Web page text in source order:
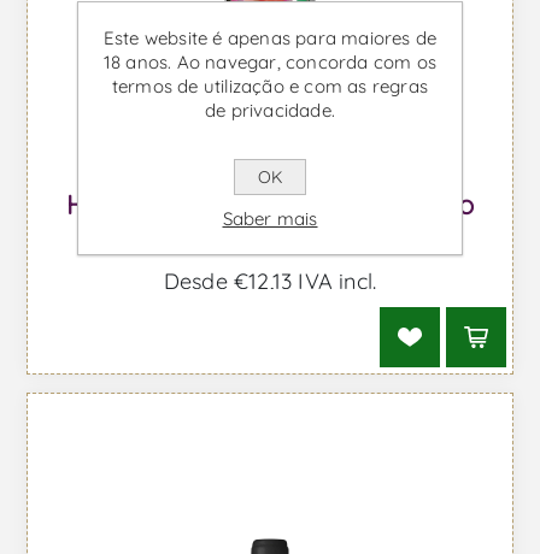
Howard's Folly Sonhador - Vinho
Desde €12,13 IVA incl.
Este website é apenas para maiores de
18 anos. Ao navegar, concorda com os
termos de utilização e com as regras
de privacidade.
OK
Saber mais